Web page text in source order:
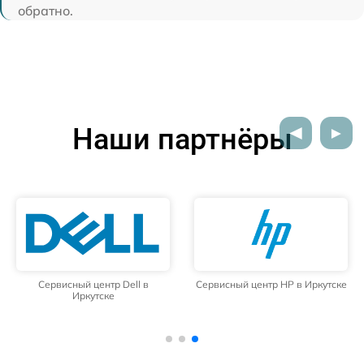
обратно.
Наши партнёры
Сервисный центр Dell в
Иркутске
Сервисный центр HP в Иркутске